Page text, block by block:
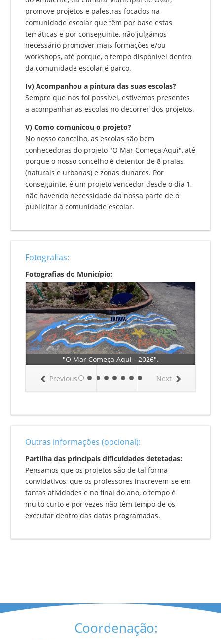
promove projetos e palestras focados na
comunidade escolar que têm por base estas
temáticas e por conseguinte, não julgámos
necessário promover mais formações e/ou
workshops, até porque, o tempo disponível dentro
da comunidade escolar é parco.
Iv) Acompanhou a pintura das suas escolas?
Sempre que nos foi possível, estivemos presentes
a acompanhar as escolas no decorrer dos projetos.
V) Como comunicou o projeto?
No nosso concelho, as escolas são bem
conhecedoras do projeto "O Mar Começa Aqui", até
porque o nosso concelho é detentor de 8 praias
(naturais e urbanas) e zonas dunares. Por
conseguinte, é um projeto vencedor desde o dia 1,
não havendo necessidade da nossa parte de o
publicitar à comunidade escolar.
Fotografias:
Fotografias do Município:
"O Mar Começa Aqui - 2026".
Next
Previous
Outras informações (opcional):
Partilha das principais dificuldades detetadas:
Pensamos que os projetos são de tal forma
convidativos, que os professores inscrevem-se em
tantas atividades e no final do ano, o tempo é
muito curto e por vezes não têm tempo de os
executar dentro das datas programadas.
Coordenação: